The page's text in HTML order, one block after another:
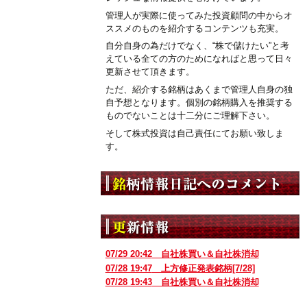
管理人が実際に使ってみた投資顧問の中からオ
ススメのものを紹介するコンテンツも充実。
自分自身の為だけでなく、“株で儲けたい”と考
えている全ての方のためになればと思って日々
更新させて頂きます。
ただ、紹介する銘柄はあくまで管理人自身の独
自予想となります。個別の銘柄購入を推奨する
ものでないことは十二分にご理解下さい。
そして株式投資は自己責任にてお願い致しま
す。
07/29 20:42自社株買い＆自社株消却
07/28 19:47上方修正発表銘柄[7/28]
07/28 19:43自社株買い＆自社株消却